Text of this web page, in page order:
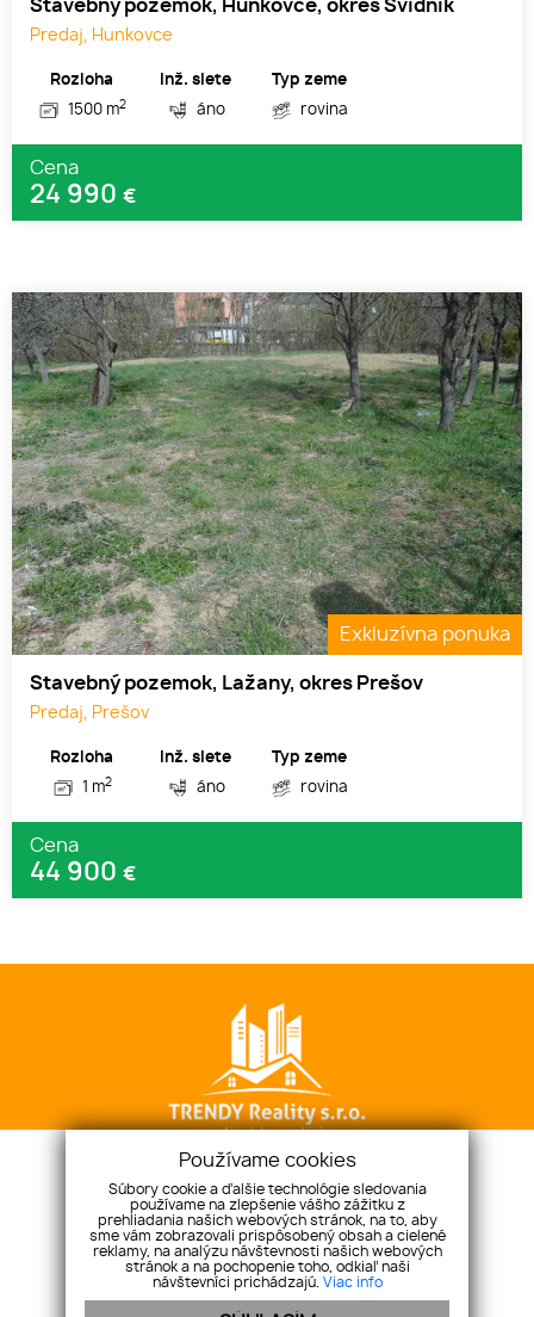
Stavebný pozemok, Hunkovce, okres Svidník
Predaj, Hunkovce
Rozloha
1500 m2
Inž. siete
áno
Typ zeme
rovina
Cena
24 990 €
Exkluzívna ponuka
Stavebný pozemok, Lažany, okres Prešov
Predaj, Prešov
Rozloha
1 m2
Inž. siete
áno
Typ zeme
rovina
Cena
44 900 €
TRENDY Reality s.r.o.
Urxova 4, 080 05 Prešov
+421 911 236 022
stefan.danco@trendyreal.sk
Používame cookies
Súbory cookie a ďalšie technológie sledovania
používame na zlepšenie vášho zážitku z
prehliadania našich webových stránok, na to, aby
sme vám zobrazovali prispôsobený obsah a cielené
reklamy, na analýzu návštevnosti našich webových
stránok a na pochopenie toho, odkiaľ naši
návštevníci prichádzajú. Viac info